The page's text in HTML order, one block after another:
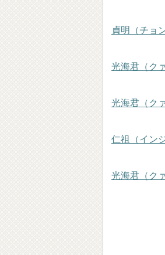
貞明（チョ
光海君（ク
光海君（ク
仁祖（イン
光海君（ク